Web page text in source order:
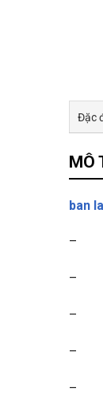
Đặc
MÔ
ban
–
–
–
–
–